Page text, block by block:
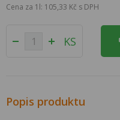
Cena za 1l: 105,33 Kč s DPH
KS
Popis produktu